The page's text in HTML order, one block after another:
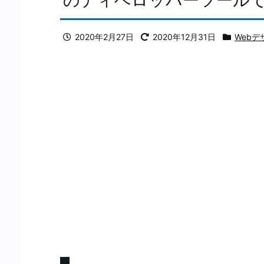
2020年2月27日 2020年12月31日 Webデ